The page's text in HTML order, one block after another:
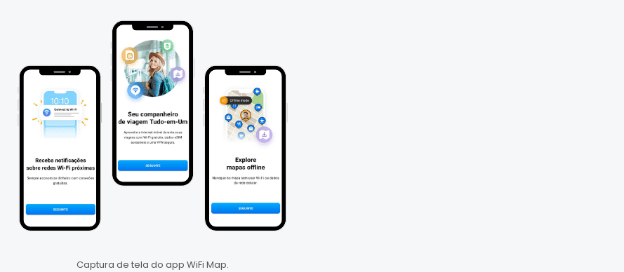
Captura de tela do app WiFi Map.